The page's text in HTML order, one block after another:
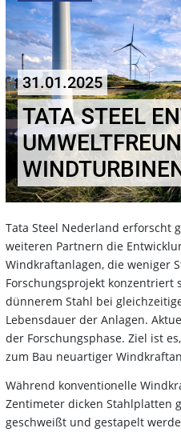
31.01.2025
TATA STEEL
Tata Steel Nederland erforscht
weiteren Partnern die
Windkraftanlagen, die weniger
Forschungsprojekt konzentriert
dünnerem Stahl bei
Lebensdauer der Anlagen.
der Forschungsphase. Ziel ist
zum Bau neuartiger
Während konventionelle
Zentimeter dicken Stahlplatten
geschweißt und gestapelt